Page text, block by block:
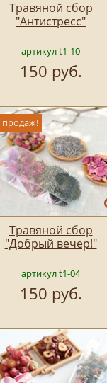
Травяной сбор
"Антистресс"
артикул t1-10
150 руб.
продаж!
Травяной сбор
"Добрый вечер!"
артикул t1-04
150 руб.